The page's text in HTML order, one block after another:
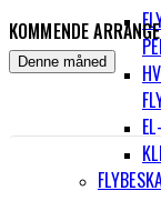
KOMMENDE
Denne måned